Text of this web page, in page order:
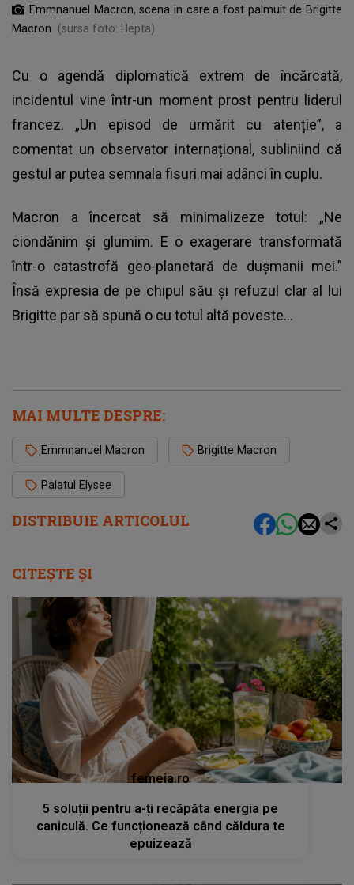
DISTRIBUIE ARTICOLUL
Emmnanuel Macron, scena in care a fost palmuit de Brigitte
Macron
(sursa foto: Hepta)
Cu o agendă diplomatică extrem de încărcată,
incidentul vine într-un moment prost pentru liderul
francez. „Un episod de urmărit cu atenție”, a
comentat un observator internațional, subliniind că
gestul ar putea semnala fisuri mai adânci în cuplu.
Macron a încercat să minimalizeze totul: „Ne
ciondănim și glumim. E o exagerare transformată
într-o catastrofă geo-planetară de dușmanii mei.”
Însă expresia de pe chipul său și refuzul clar al lui
Brigitte par să spună o cu totul altă poveste...
MAI MULTE DESPRE:
Emmnanuel Macron Brigitte Macron
Palatul Elysee
CITEȘTE ȘI
femeia.ro
5 soluții pentru a-ți recăpăta energia pe
caniculă. Ce funcționează când căldura te
epuizează